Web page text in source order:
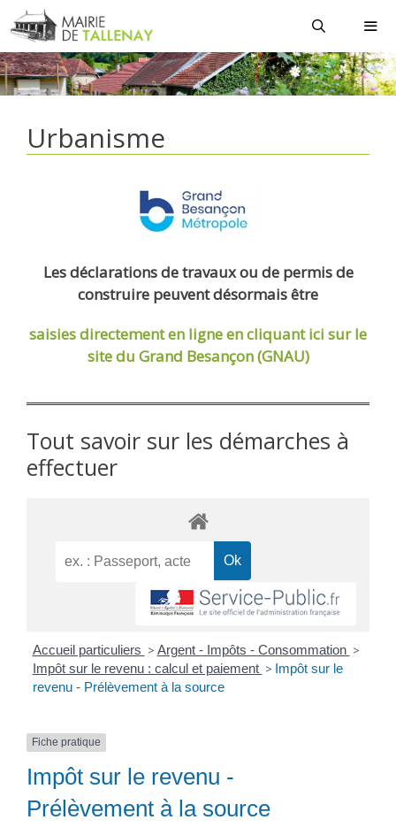
Aller
au
contenu
Urbanisme
Les déclarations de travaux ou de permis de
construire peuvent désormais être
saisies directement en ligneen cliquant ici sur le
site du Grand Besançon (GNAU)
Tout savoir sur les démarches à
effectuer
Accueil particuliers > Argent - Impôts - Consommation >
Impôt sur le revenu : calcul et paiement > Impôt sur le
revenu - Prélèvement à la source
Fiche pratique
Impôt sur le revenu -
Prélèvement à la source